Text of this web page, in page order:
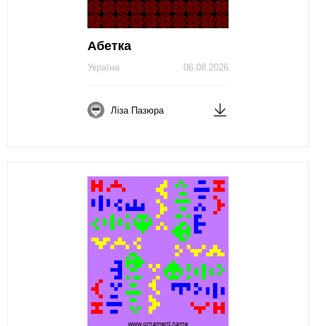
Абетка
06.08.2026
Україна
Ліза Пазюра